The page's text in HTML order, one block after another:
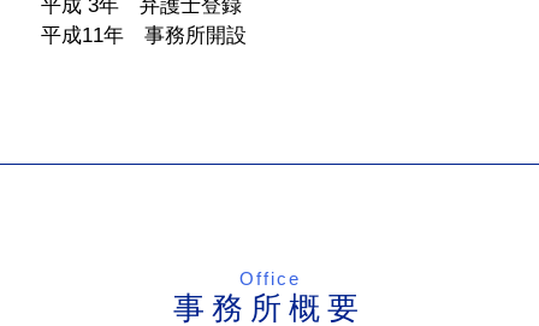
平成 3年 弁護士登録
平成11年 事務所開設
Office
事務所概要